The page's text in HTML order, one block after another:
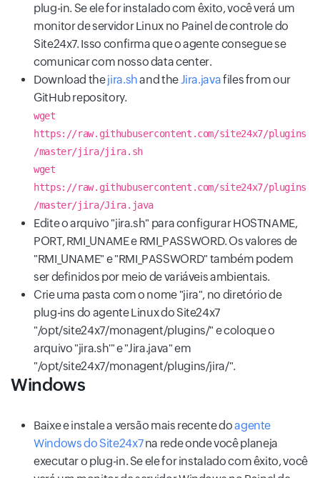
plug-in. Se ele for instalado com êxito, você verá um
monitor de servidor Linux no Painel de controle do
Site24x7. Isso confirma que o agente consegue se
comunicar com nosso data center.
Download thejira.shand theJira.javafiles from our
GitHub repository.
wget
https://raw.githubusercontent.com/site24x7/plugins
/master/jira/jira.sh
wget
https://raw.githubusercontent.com/site24x7/plugins
/master/jira/Jira.java
Edite o arquivo "jira.sh" para configurar HOSTNAME,
PORT, RMI_UNAME e RMI_PASSWORD. Os valores de
"RMI_UNAME" e "RMI_PASSWORD" também podem
ser definidos por meio de variáveis ambientais.
Crie uma pasta com o nome "jira", no diretório de
plug-ins do agente Linux do Site24x7
"/opt/site24x7/monagent/plugins/" e coloque o
arquivo "jira.sh'" e "Jira.java" em
"/opt/site24x7/monagent/plugins/jira/".
Windows
Baixe e instale a versão mais recente doagente
Windows do Site24x7na rede onde você planeja
executar o plug-in. Se ele for instalado com êxito, você